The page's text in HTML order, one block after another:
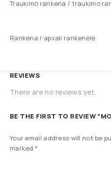
Traukimo rankena / traukimo
Rankena / apvali rankenėlė
REVIEWS
There are no reviews yet.
BE THE FIRST TO REVIEW
Your email address will not be
marked*